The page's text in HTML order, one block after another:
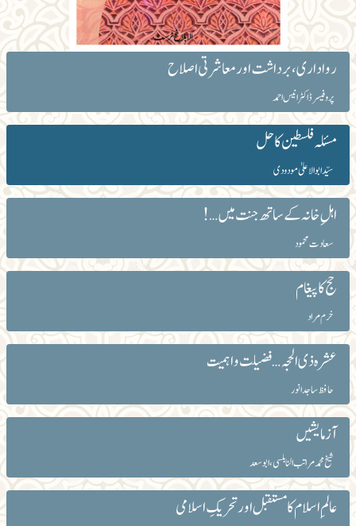
رواداری ، برداشت اور معاشرتی اصلاح
پروفیسر ڈاکٹر انیس احمد
مسئلہ فلسطین کا حل
سیّد ابوالاعلیٰ مودودی
اہلِ خانہ کے ساتھ جنت میں…!
سعادت محمود
حج کا پیغام
خرم مراد
عشرہ ذی الحجہ …فضیلت و اہمیت
حافظ ساجد انور
آزمایشیں
شیخ محمد مراتب النابلسی، ابوسعد
عالمِ اسلام کا مستقبل اور تحریکِ اسلامی